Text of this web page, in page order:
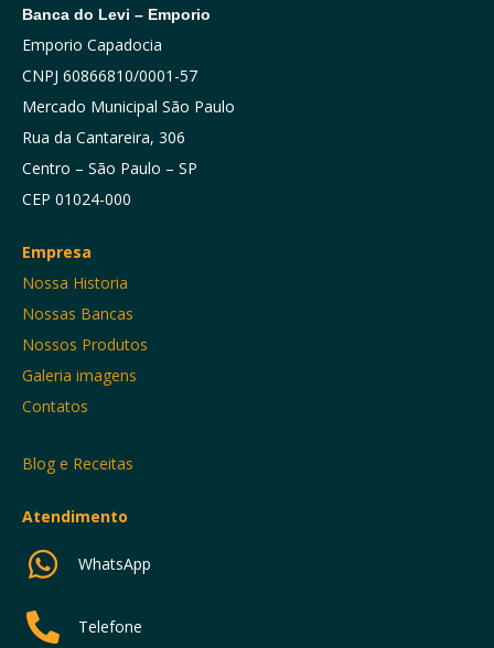
Banca do Levi – Emporio
Emporio Capadocia
CNPJ 60866810/0001-57
Mercado Municipal São Paulo
Rua da Cantareira, 306
Centro – São Paulo – SP
CEP 01024-000
Empresa
Nossa Historia
Nossas Bancas
Nossos Produtos
Galeria imagens
Contatos
Blog e Receitas
Atendimento
WhatsApp
Telefone